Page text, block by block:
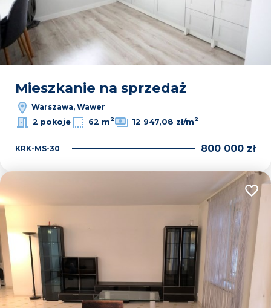
Mieszkanie na sprzedaż
Warszawa, Wawer
2 pokoje
62 m2 12 947,08 zł/m2
KRK-MS-30 800 000 zł